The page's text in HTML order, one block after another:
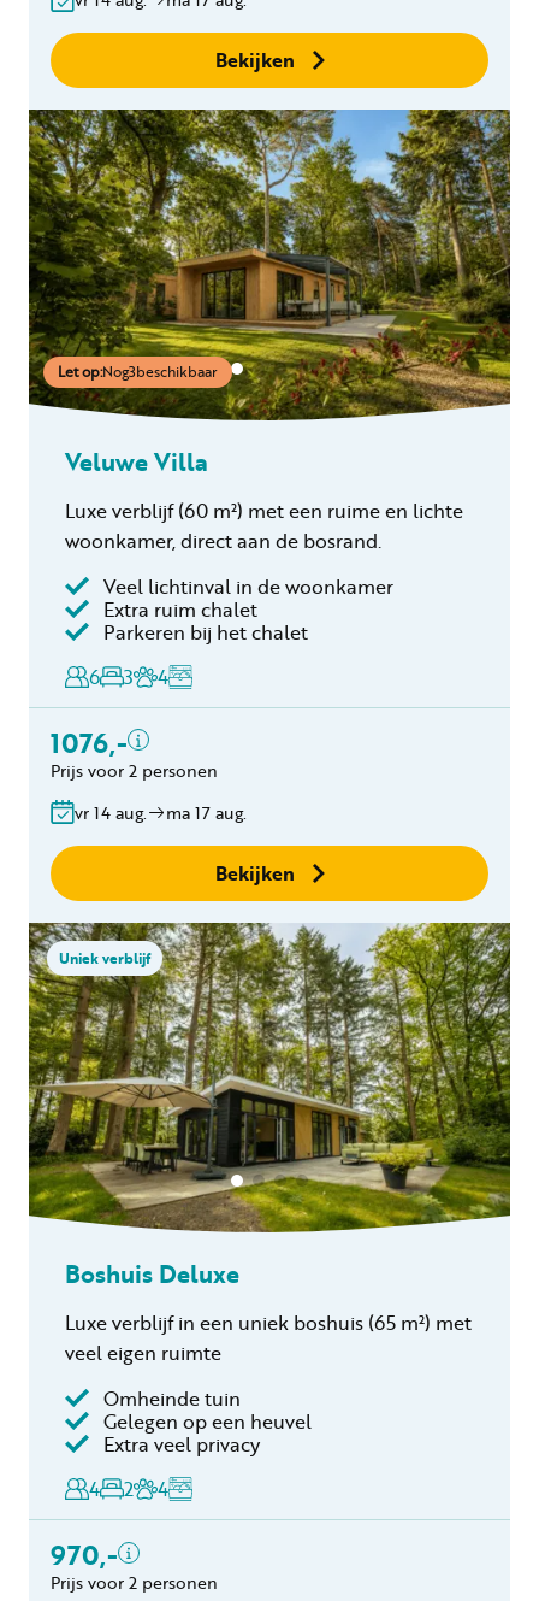
binnen 24 uur
Geen boekingskosten
Bekijken
Let op:Nog3beschikbaar
Veluwe Villa
Luxe verblijf(60 m²) met een ruime en lichte
woonkamer, direct aan de bosrand.
Veel lichtinval in de woonkamer
Extra ruim chalet
Parkeren bij het chalet
6
3 4
1076,-
Inclusief
Toeristenbelasting
Geen boekingskosten
Prijs voor 2 personen
vr 14 aug. ma 17 aug.
Bekijken
Uniek verblijf
Boshuis Deluxe
Luxe verblijf in een uniek boshuis (65 m²) met
veel eigen ruimte
Omheinde tuin
Gelegen op een heuvel
Extra veel privacy
4
2 4
970,-
Inclusief
Toeristenbelasting
Prijs voor 2 personen